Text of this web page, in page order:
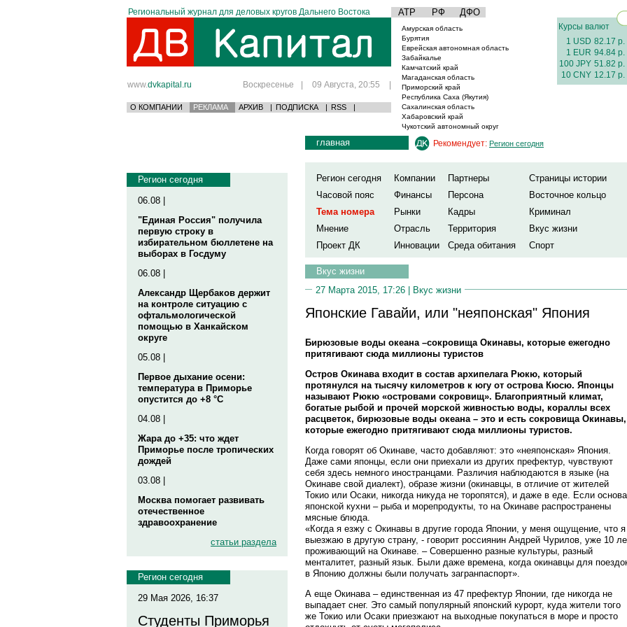
Региональный журнал для деловых кругов Дальнего Востока АТР РФ ДФО
www.dvkapital.ru Воскресенье | 09 Августа, 20:55 |
О КОМПАНИИ РЕКЛАМА АРХИВ | ПОДПИСКА | RSS |
Амурская область
Бурятия
Еврейская автономная область
Забайкалье
Камчатский край
Магаданская область
Приморский край
Республика Саха (Якутия)
Сахалинская область
Хабаровский край
Чукотский автономный округ
Курсы валют
1 USD 82.17 р.
1 EUR 94.84 р.
100 JPY 51.82 р.
10 CNY 12.17 р.
Регион сегодня
06.08 |
"Единая Россия" получила
первую строку в
избирательном бюллетене на
выборах в Госдуму
06.08 |
Александр Щербаков держит
на контроле ситуацию с
офтальмологической
помощью в Ханкайском
округе
05.08 |
Первое дыхание осени:
температура в Приморье
опустится до +8 °C
04.08 |
Жара до +35: что ждет
Приморье после тропических
дождей
03.08 |
Москва помогает развивать
отечественное
здравоохранение
статьи раздела
Регион сегодня
29 Мая 2026, 16:37
Студенты Приморья
главная Рекомендует: Регион сегодня
Регион сегодня Компании Партнеры
Страницы истории
Часовой пояс
Финансы Персона
Восточное кольцо
Тема номера
Рынки Кадры
Криминал
Мнение
Отрасль Территория
Вкус жизни
Проект ДК
Инновации Среда обитания Спорт
Вкус жизни
27 Марта 2015, 17:26 | Вкус жизни
Японские Гавайи, или "неяпонская" Япония
Бирюзовые воды океана –сокровища Окинавы, которые ежегодно
притягивают сюда миллионы туристов
Остров Окинава входит в состав архипелага Рюкю, который
протянулся на тысячу километров к югу от острова Кюсю. Японцы
называют Рюкю «островами сокровищ». Благоприятный климат,
богатые рыбой и прочей морской живностью воды, кораллы всех
расцветок, бирюзовые воды океана – это и есть сокровища Окинавы,
которые ежегодно притягивают сюда миллионы туристов.
Когда говорят об Окинаве, часто добавляют: это «неяпонская» Япония.
Даже сами японцы, если они приехали из других префектур, чувствуют
себя здесь немного иностранцами. Различия наблюдаются в языке (на
Окинаве свой диалект), образе жизни (окинавцы, в отличие от жителей
Токио или Осаки, никогда никуда не торопятся), и даже в еде. Если основа
японской кухни – рыба и морепродукты, то на Окинаве распространены
мясные блюда.
«Когда я езжу с Окинавы в другие города Японии, у меня ощущение, что я
выезжаю в другую страну, - говорит россиянин Андрей Чурилов, уже 10
проживающий на Окинаве. – Совершенно разные культуры, разный
менталитет, разный язык. Были даже времена, когда окинавцы для
в Японию должны были получать загранпаспорт».
А еще Окинава – единственная из 47 префектур Японии, где никогда не
выпадает снег. Это самый популярный японский курорт, куда жители того
же Токио или Осаки приезжают на выходные покупаться в море и просто